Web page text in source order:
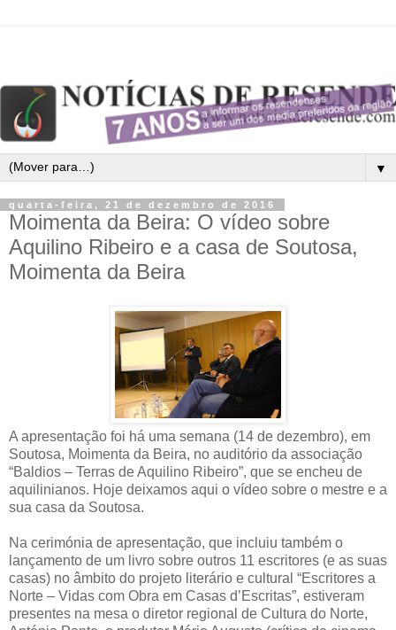
▼
quarta-feira, 21 de dezembro de 2016
Moimenta da Beira: O vídeo sobre
Aquilino Ribeiro e a casa de Soutosa,
Moimenta da Beira
A apresentação foi há uma semana (14 de dezembro), em
Soutosa, Moimenta da Beira, no auditório da associação
“Baldios – Terras de Aquilino Ribeiro”, que se encheu de
aquilinianos. Hoje deixamos aqui o vídeo sobre o mestre e a
sua casa da Soutosa.
Na cerimónia de apresentação, que incluiu também o
lançamento de um livro sobre outros 11 escritores (e as suas
casas) no âmbito do projeto literário e cultural “Escritores a
Norte – Vidas com Obra em Casas d’Escritas”, estiveram
presentes na mesa o diretor regional de Cultura do Norte,